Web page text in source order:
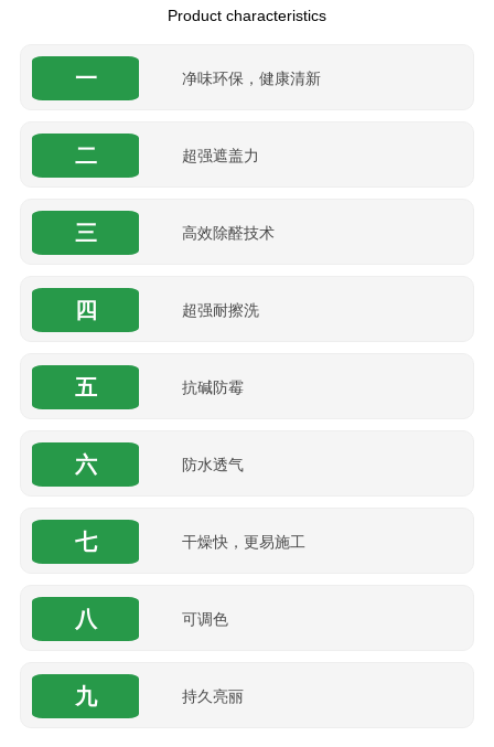
Product characteristics
一 净味环保，健康清新
二 超强遮盖力
三 高效除醛技术
四 超强耐擦洗
五 抗碱防霉
六 防水透气
七 干燥快，更易施工
八 可调色
九 持久亮丽